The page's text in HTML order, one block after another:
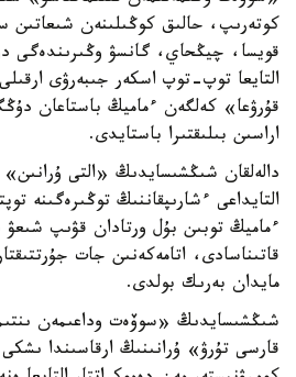
كوتەرىپ، حالىق كوڭىلىنەن شىعاتىن
قويسا، چيڭحاي، گانسۋ وڭىرىندەگى
التايعا توپ-توپ اسكەر جىبەرۋى
قۇرۋعا» كەلگەن ءماميڭ باستاعان
اراسىن بىلىقتىرا باستايدى.
دالەلقان شىڭشىسايدىڭ «التى ۇرانىن»
التايداعى ءشارىپقاننىڭ توڭىرەگىنە
ءماميڭ توبىن بۇل ورتادان قۋىپ شىعۋ
قاتىناسادى، اتامەكەنىن جات
مايدان بەرىك بولدى.
شىڭشىسايدىڭ «سوۆەت وداعىمەن
قارسى تۇرۋ» ۇرانىنىڭ ارقاسىندا